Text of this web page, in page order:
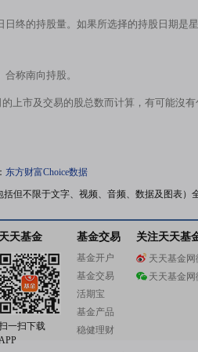
终的持股量。如果所选择的持股日期是
称南向持股。
上市及交易的股总数而计算，有可能沒
东方财富Choice数据
但不限于文字、视频、音频、数据及图表
天天基金
一扫下载
基金交易
基金开户
基金交易
活期宝
基金产品
稳健理财
关注天天基
天天基金网
天天基金网